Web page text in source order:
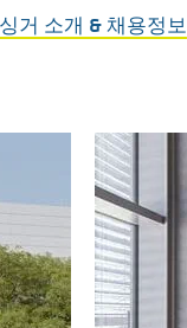
거 소개 & 채용정보